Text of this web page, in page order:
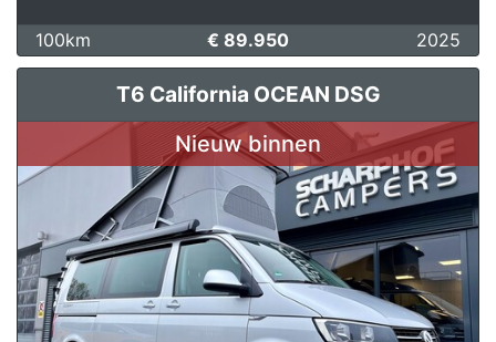
100km € 89.950 2025
T6 California OCEAN DSG
Nieuw binnen